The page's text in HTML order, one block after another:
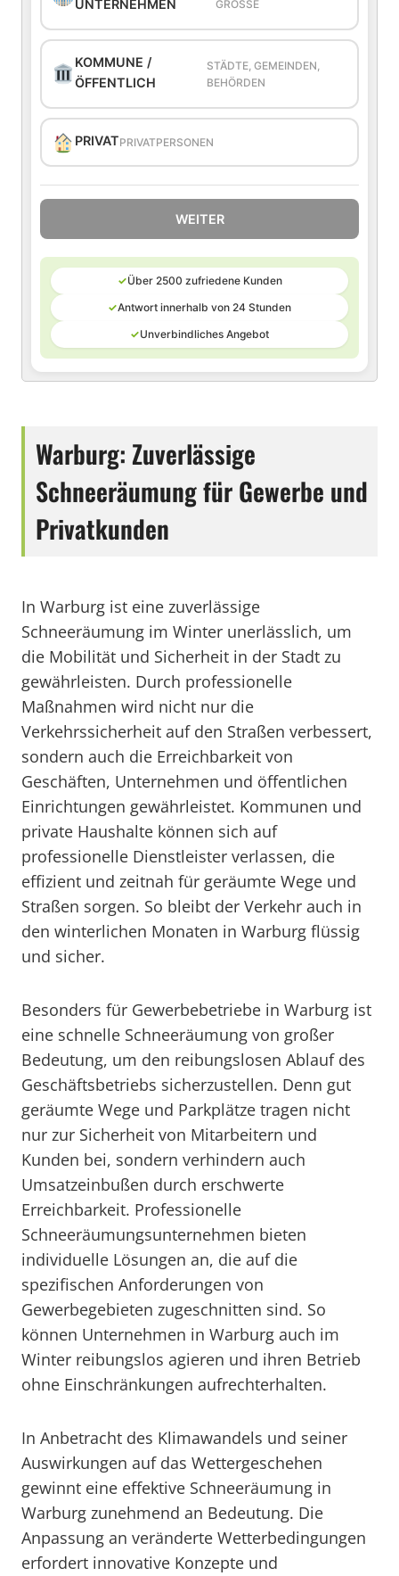
UNTERNEHMEN
GRÖSSE
KOMMUNE /
ÖFFENTLICH
STÄDTE, GEMEINDEN,
BEHÖRDEN
PRIVATPRIVATPERSONEN
WEITER
✓Über 2500 zufriedene Kunden
✓Antwort innerhalb von 24 Stunden
✓Unverbindliches Angebot
Warburg: Zuverlässige
Schneeräumung für Gewerbe und
Privatkunden
In Warburg ist eine zuverlässige
Schneeräumung im Winter unerlässlich, um
die Mobilität und Sicherheit in der Stadt zu
gewährleisten. Durch professionelle
Maßnahmen wird nicht nur die
Verkehrssicherheit auf den Straßen verbessert,
sondern auch die Erreichbarkeit von
Geschäften, Unternehmen und öffentlichen
Einrichtungen gewährleistet. Kommunen und
private Haushalte können sich auf
professionelle Dienstleister verlassen, die
effizient und zeitnah für geräumte Wege und
Straßen sorgen. So bleibt der Verkehr auch in
den winterlichen Monaten in Warburg flüssig
und sicher.
Besonders für Gewerbebetriebe in Warburg ist
eine schnelle Schneeräumung von großer
Bedeutung, um den reibungslosen Ablauf des
Geschäftsbetriebs sicherzustellen. Denn gut
geräumte Wege und Parkplätze tragen nicht
nur zur Sicherheit von Mitarbeitern und
Kunden bei, sondern verhindern auch
Umsatzeinbußen durch erschwerte
Erreichbarkeit. Professionelle
Schneeräumungsunternehmen bieten
individuelle Lösungen an, die auf die
spezifischen Anforderungen von
Gewerbegebieten zugeschnitten sind. So
können Unternehmen in Warburg auch im
Winter reibungslos agieren und ihren Betrieb
ohne Einschränkungen aufrechterhalten.
In Anbetracht des Klimawandels und seiner
Auswirkungen auf das Wettergeschehen
gewinnt eine effektive Schneeräumung in
Warburg zunehmend an Bedeutung. Die
Anpassung an veränderte Wetterbedingungen
erfordert innovative Konzepte und